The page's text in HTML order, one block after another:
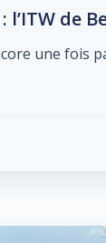
de
une fois